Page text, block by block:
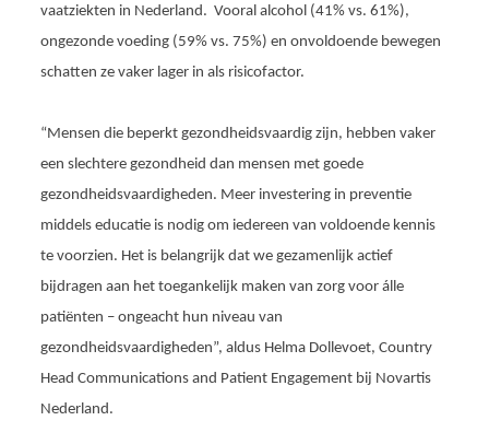
vaatziekten in Nederland. Vooral alcohol (41% vs. 61%),
ongezonde voeding (59% vs. 75%) en onvoldoende bewegen
schatten ze vaker lager in als risicofactor.
“Mensen die beperkt gezondheidsvaardig zijn, hebben vaker
een slechtere gezondheid dan mensen met goede
gezondheidsvaardigheden. Meer investering in preventie
middels educatie is nodig om iedereen van voldoende kennis
te voorzien. Het is belangrijk dat we gezamenlijk actief
bijdragen aan het toegankelijk maken van zorg voor álle
patiënten – ongeacht hun niveau van
gezondheidsvaardigheden”, aldus Helma Dollevoet, Country
Head Communications and Patient Engagement bij Novartis
Nederland.